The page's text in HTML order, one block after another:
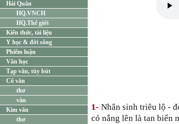
Hải Quân
HQ.VNCH
HQ.Thế giới
Kiến thức, tài liệu
Y học & đời sống
Phiếm luận
Văn học
Tạp văn, tùy bút
Cổ văn
thơ
văn
Kim văn
thơ
1- Nhân sinh triêu lộ -
có nắng lên là tan biến